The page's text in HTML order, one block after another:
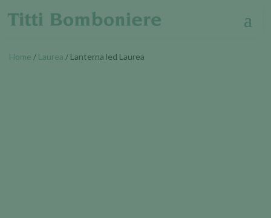
Home / Laurea / Lanterna led Laurea